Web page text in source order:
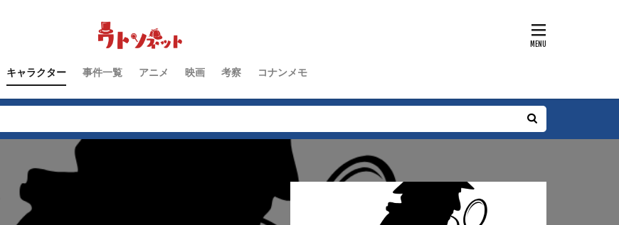
キャラクター 事件一覧 アニメ 映画 考察 コナンメモ
女性キャラクター